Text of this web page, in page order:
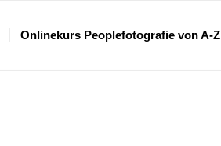
Onlinekurs Peoplefotografie von A-Z